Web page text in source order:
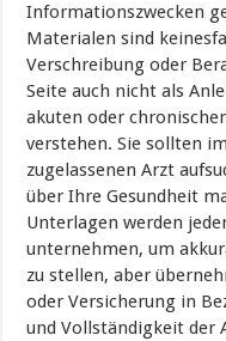
Informationszwecken
Materialen sind
Verschreibung oder
Seite auch nicht als
akuten oder
verstehen. Sie sollten
zugelassenen Arzt
über Ihre Gesundheit
Unterlagen werden
unternehmen, um
zu stellen, aber
oder Versicherung in
und Vollständigkeit der